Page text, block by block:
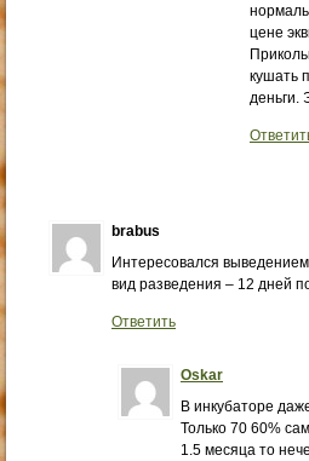
цене
кушать
деньги.
brabus
Интересовался
вид разведения – 12 дней
Ответить
Oskar
В инкубаторе
Только 70 60%
1.5 месяца то